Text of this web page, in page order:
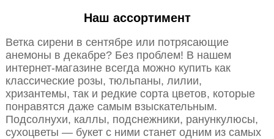
Наш ассортимент
Ветка сирени в сентябре или потрясающие
анемоны в декабре? Без проблем! В нашем
интернет-магазине всегда можно купить как
классические розы, тюльпаны, лилии,
хризантемы, так и редкие сорта цветов, которые
понравятся даже самым взыскательным.
Подсолнухи, каллы, подснежники, ранункулюсы,
сухоцветы — букет с ними станет одним из самых